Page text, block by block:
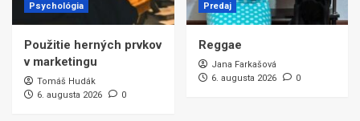
Psychológia
Použitie herných prvkov
v marketingu
Tomáš Hudák
6. augusta 2026
0
Predaj
Reggae
Jana Farkašová
6. augusta 2026
0